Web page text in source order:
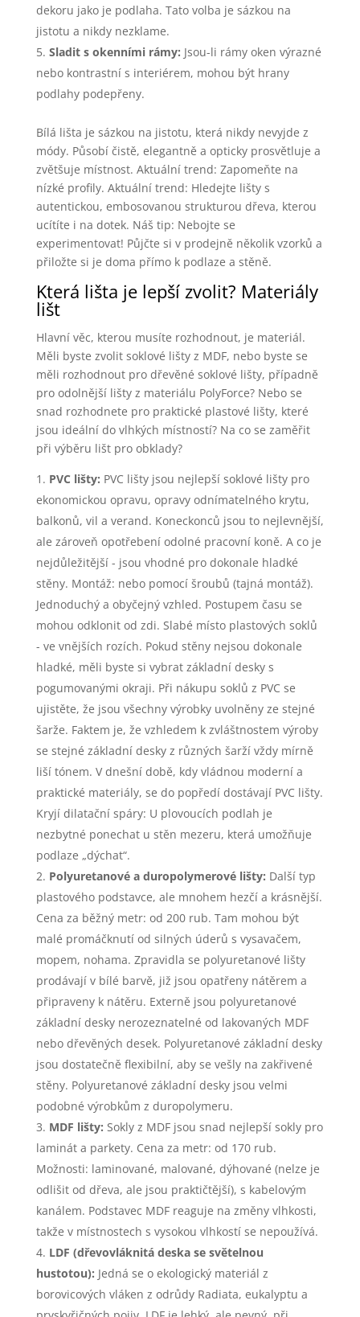
dekoru jako je podlaha. Tato volba je sázkou na
jistotu a nikdy nezklame.
Sladit s okenními rámy: Jsou-li rámy oken výrazné
nebo kontrastní s interiérem, mohou být hrany
podlahy podepřeny.
Bílá lišta je sázkou na jistotu, která nikdy nevyjde z
módy. Působí čistě, elegantně a opticky prosvětluje a
zvětšuje místnost. Aktuální trend: Zapomeňte na
nízké profily. Aktuální trend: Hledejte lišty s
autentickou, embosovanou strukturou dřeva, kterou
ucítíte i na dotek. Náš tip: Nebojte se
experimentovat! Půjčte si v prodejně několik vzorků a
přiložte si je doma přímo k podlaze a stěně.
Která lišta je lepší zvolit? Materiály
lišt
Hlavní věc, kterou musíte rozhodnout, je materiál.
Měli byste zvolit soklové lišty z MDF, nebo byste se
měli rozhodnout pro dřevěné soklové lišty, případně
pro odolnější lišty z materiálu PolyForce? Nebo se
snad rozhodnete pro praktické plastové lišty, které
jsou ideální do vlhkých místností? Na co se zaměřit
při výběru lišt pro obklady?
PVC lišty: PVC lišty jsou nejlepší soklové lišty pro
ekonomickou opravu, opravy odnímatelného krytu,
balkonů, vil a verand. Koneckonců jsou to nejlevnější,
ale zároveň opotřebení odolné pracovní koně. A co je
nejdůležitější - jsou vhodné pro dokonale hladké
stěny. Montáž: nebo pomocí šroubů (tajná montáž).
Jednoduchý a obyčejný vzhled. Postupem času se
mohou odklonit od zdi. Slabé místo plastových soklů
- ve vnějších rozích. Pokud stěny nejsou dokonale
hladké, měli byste si vybrat základní desky s
pogumovanými okraji. Při nákupu soklů z PVC se
ujistěte, že jsou všechny výrobky uvolněny ze stejné
šarže. Faktem je, že vzhledem k zvláštnostem výroby
se stejné základní desky z různých šarží vždy mírně
liší tónem. V dnešní době, kdy vládnou moderní a
praktické materiály, se do popředí dostávají PVC lišty.
Kryjí dilatační spáry: U plovoucích podlah je
nezbytné ponechat u stěn mezeru, která umožňuje
podlaze „dýchat“.
Polyuretanové a duropolymerové lišty: Další typ
plastového podstavce, ale mnohem hezčí a krásnější.
Cena za běžný metr: od 200 rub. Tam mohou být
malé promáčknutí od silných úderů s vysavačem,
mopem, nohama. Zpravidla se polyuretanové lišty
prodávají v bílé barvě, již jsou opatřeny nátěrem a
připraveny k nátěru. Externě jsou polyuretanové
základní desky nerozeznatelné od lakovaných MDF
nebo dřevěných desek. Polyuretanové základní desky
jsou dostatečně flexibilní, aby se vešly na zakřivené
stěny. Polyuretanové základní desky jsou velmi
podobné výrobkům z duropolymeru.
MDF lišty: Sokly z MDF jsou snad nejlepší sokly pro
laminát a parkety. Cena za metr: od 170 rub.
Možnosti: laminované, malované, dýhované (nelze je
odlišit od dřeva, ale jsou praktičtější), s kabelovým
kanálem. Podstavec MDF reaguje na změny vlhkosti,
takže v místnostech s vysokou vlhkostí se nepoužívá.
LDF (dřevovláknitá deska se světelnou
hustotou): Jedná se o ekologický materiál z
borovicových vláken z odrůdy Radiata, eukalyptu a